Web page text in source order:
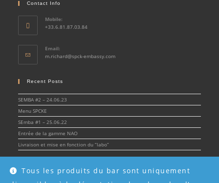
Tous les produits du bar sont uniquement
Contact Info
Mobile:
+33.6.81.87.03.84
Email:
m.richard@spck-embassy.comOpens
Recent Posts
SEMBA #2 – 24.06.23
Menu SPCKE
SEmba #1 – 25.06.22
Entrée de la gamme NAO
Livraison et mise en fonction du “labo”